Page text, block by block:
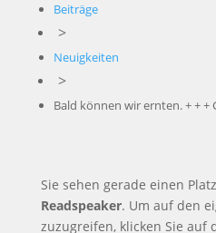
Beiträge
>
Neuigkeiten
>
Bald können wir ernten. + + +
Sie sehen gerade einen
Readspeaker. Um auf den
zuzugreifen, klicken Sie auf